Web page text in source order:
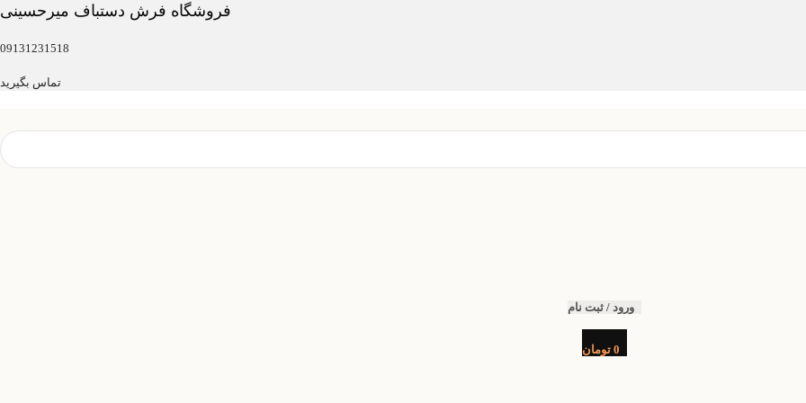
فروشگاه فرش دستباف میرحسینی
09131231518
تماس بگیرید
ورود / ثبت نام
0 تومان